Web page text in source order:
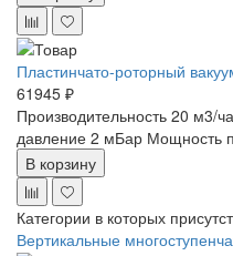
Пластинчато-роторный
61945 ₽
Производительность 20 м3/
давление 2 мБар Мощность
В корзину
Категории в которых
Вертикальные